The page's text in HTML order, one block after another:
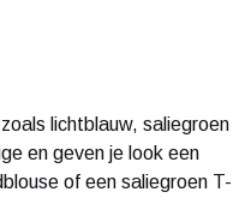
lichtblauw, saliegroen
en geven je look een
of een saliegroen T-